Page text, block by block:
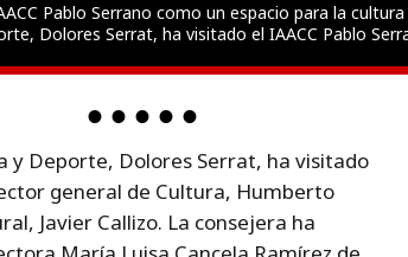
Pablo Serrano como un espacio para la
Dolores Serrat, ha visitado el IAACC Pablo
y Deporte, Dolores Serrat, ha visitado
general de Cultura, Humberto
Javier Callizo. La consejera ha